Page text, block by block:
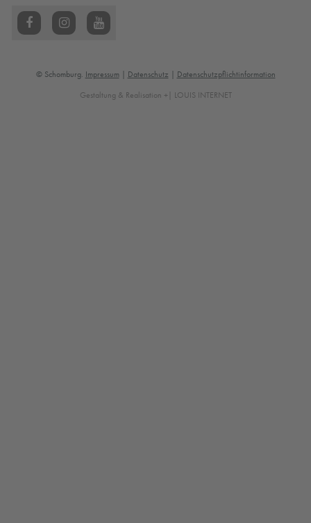
© Schomburg. Impressum | Datenschutz | Datenschutzpflichtinformation
Gestaltung & Realisation +| LOUIS INTERNET